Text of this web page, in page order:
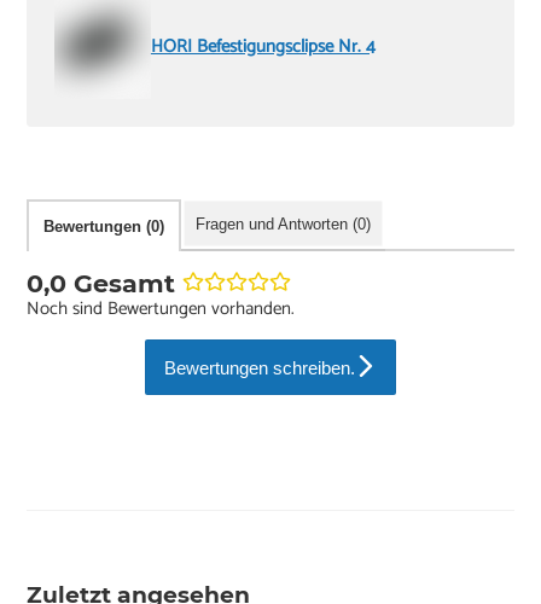
HORI Befestigungsclipse Nr. 4
Bewertungen (0) Fragen und Antworten (0)
0,0 Gesamt
Noch sind Bewertungen vorhanden.
Bewertungen schreiben.
Zuletzt angesehen